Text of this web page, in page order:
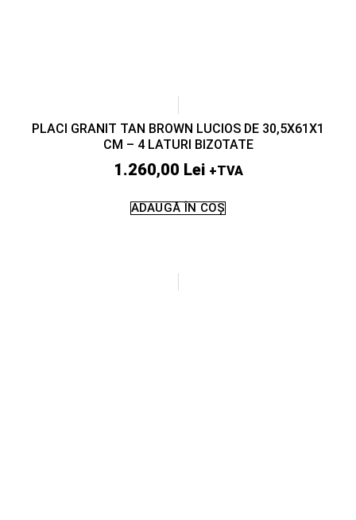
PLACI GRANIT TAN BROWN LUCIOS DE 30,5X61X1
CM – 4 LATURI BIZOTATE
1.260,00 Lei +TVA
ADAUGĂ ÎN COȘ